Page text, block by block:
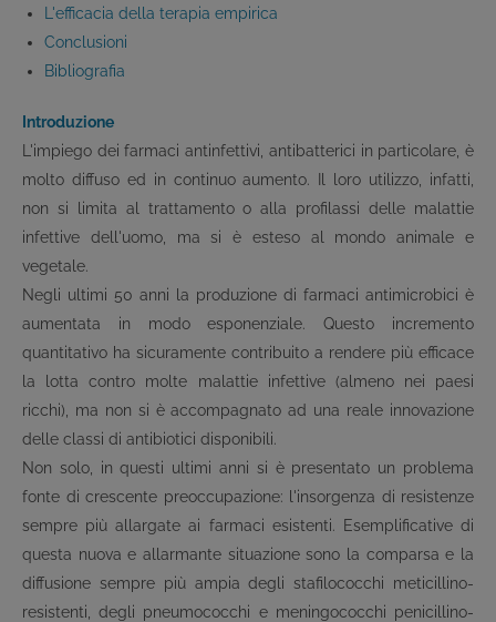
L'efficacia della terapia empirica
Conclusioni
Bibliografia
Introduzione
L'impiego dei farmaci antinfettivi, antibatterici in particolare, è
molto diffuso ed in continuo aumento. Il loro utilizzo, infatti,
non si limita al trattamento o alla profilassi delle malattie
infettive dell'uomo, ma si è esteso al mondo animale e
vegetale.
Negli ultimi 50 anni la produzione di farmaci antimicrobici è
aumentata in modo esponenziale. Questo incremento
quantitativo ha sicuramente contribuito a rendere più efficace
la lotta contro molte malattie infettive (almeno nei paesi
ricchi), ma non si è accompagnato ad una reale innovazione
delle classi di antibiotici disponibili.
Non solo, in questi ultimi anni si è presentato un problema
fonte di crescente preoccupazione: l'insorgenza di resistenze
sempre più allargate ai farmaci esistenti. Esemplificative di
questa nuova e allarmante situazione sono la comparsa e la
diffusione sempre più ampia degli stafilococchi meticillino-
resistenti, degli pneumococchi e meningococchi penicillino-